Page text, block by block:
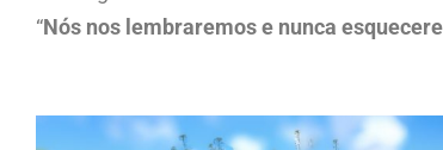
“Nós nos lembraremos e nunca